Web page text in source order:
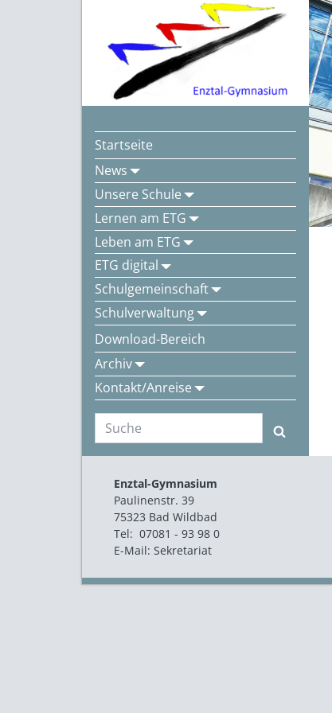
Startseite
News
Unsere Schule
Lernen am ETG
Leben am ETG
ETG digital
Schulgemeinschaft
Schulverwaltung
Download-Bereich
Archiv
Kontakt/Anreise
Enztal-Gymnasium
Paulinenstr. 39
75323 Bad Wildbad
Tel: 07081 - 93 98 0
E-Mail:Sekretariat